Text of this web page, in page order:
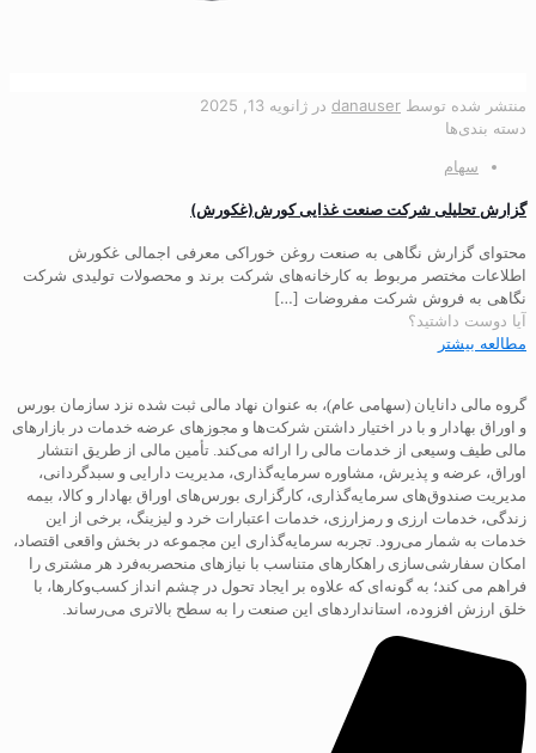
منتشر شده توسط danauser در ژانویه 13, 2025
دسته بندی‌ها
سهام
گزارش تحلیلی شرکت صنعت غذایی کورش(غکورش)
محتوای گزارش نگاهی به صنعت روغن خوراکی معرفی اجمالی غکورش
اطلاعات مختصر مربوط به کارخانه‌های شرکت برند و محصولات تولیدی شرکت
نگاهی به فروش شرکت مفروضات […]
آیا دوست داشتید؟
مطالعه بیشتر
گروه مالی دانایان (سهامی عام)، به عنوان نهاد مالی ثبت شده نزد سازمان بورس
و اوراق بهادار و با در اختیار داشتن شرکت‌ها و مجوزهای عرضه خدمات در بازارهای
مالی طیف وسیعی از خدمات مالی را ارائه می‌کند. تأمین مالی از طریق انتشار
اوراق، عرضه و پذیرش، مشاوره سرمایه‌گذاری، مدیریت دارایی و سبدگردانی،
مدیریت صندوق‌های سرمایه‌گذاری، کارگزاری بورس‌های اوراق بهادار و کالا، بیمه
زندگی، خدمات ارزی و رمزارزی، خدمات اعتبارات خرد و لیزینگ، برخی از این
خدمات به شمار می‌رود. تجربه سرمایه‌گذاری این مجموعه در بخش واقعی اقتصاد،
امکان سفارشی‌سازی راهکارهای متناسب با نیازهای منحصربه‌فرد هر مشتری را
فراهم می کند؛ به گونه‌ای که علاوه بر ایجاد تحول در چشم انداز کسب‌و‌کارها، با
خلق ارزش افزوده، استانداردهای این صنعت را به سطح بالاتری می‌رساند.